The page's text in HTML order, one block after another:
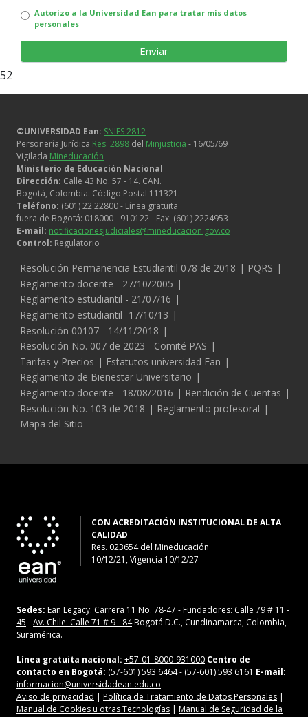
Autorizo a la Universidad Ean para tratar mis datos
personales
52
©UNIVERSIDAD Ean: SNIES 2812
Personería Jurídica Res. 2898 del Minjusticia - 16/05/69
Vigilada Mineducación
Ministerio de Educación Nacional
Dirección: Calle 43 No. 57 - 14. CAN.
Bogotá, Colombia. Código Postal 111321.
Teléfono: (601) 22 22800 - Línea gratuita
fuera de Bogotá: 018000 - 910122 - Fax: (601) 2224953
E-mail: notificacionesjudiciales@mineducacion.gov.co
Control: Regulatorio
Legales
Resolución Permanencia Estudiantil 078 de 2018
PQRS
Reglamento docente - 27/10/2005
Reglamento estudiantil - 21/07/16
Reglamento estudiantil -17/10/13
Resolución 00107 - 14/11/2018
Resolución No. 007 de 2023 - Comité PAS
Tarifas y Precios
Estatutos universidad Ean
Reglamento de Bienestar Universitario
Reglamento docente - 18/08/2016
Rendición de Cuentas
Resolución No. 103 de 2018
Reglamento profesoral
Mapa del Sitio
CON ACREDITACIÓN INSTITUCIONAL DE ALTA
CALIDAD
Res. 023654del Mineducación
10/12/21, Vigencia 10/12/27
Sedes: Ean Legacy: Carrera 11 No. 78-47 -Fundadores: Calle 79 # 11 -
45 -Av. Chile: Calle 71 # 9 - 84Bogotá D.C., Cundinamarca, Colombia,
Suramérica.
Línea gratuita nacional: +57-01-8000-931000 Centro de
contacto en Bogotá: (57-601) 593 6464- (57-601) 593 6161 E-mail:
informacion@universidadean.edu.co
Aviso de privacidad | Política de Tratamiento de Datos Personales |
Manual de Cookies u otras Tecnologías | Manual de Seguridad de la